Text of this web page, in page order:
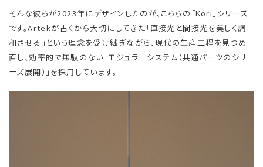
そんな彼らが2023年にデザインしたのが、こちらの「Kori」シリーズ
です。Artekが古くから大切にしてきた「直接光と間接光を美しく調
和させる」という理念を受け継ぎながら、現代の生産工程を見つめ
直し、効率的で無駄のない「モジュラーシステム（共通パーツのシリ
ーズ展開）」を採用しています。